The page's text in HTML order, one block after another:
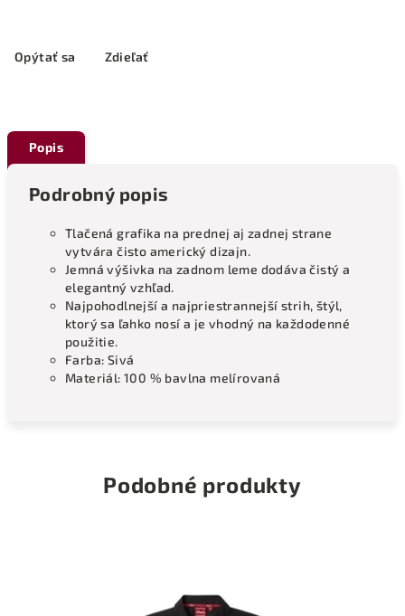
Opýtať sa Zdieľať
Popis
Podrobný popis
Tlačená grafika na prednej aj zadnej strane
vytvára čisto americký dizajn.
Jemná výšivka na zadnom leme dodáva čistý a
elegantný vzhľad.
Najpohodlnejší a najpriestrannejší strih, štýl,
ktorý sa ľahko nosí a je vhodný na každodenné
použitie.
Farba: Sivá
Materiál: 100 % bavlna melírovaná
Podobné produkty